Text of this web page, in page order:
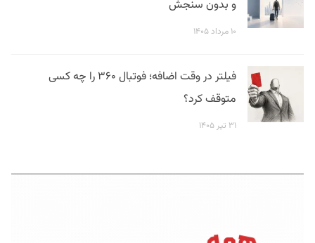
و بدون سنجش
۱۰ مرداد ۱۴۰۵
فیلتر در وقت اضافه؛ فوتبال ۳۶۰ را چه کسی
متوقف کرد؟
۳۱ تیر ۱۴۰۵